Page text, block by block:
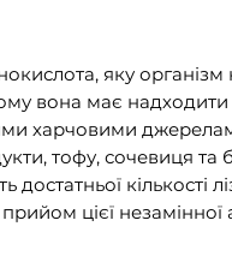
яку організм
вона має
харчовими
тофу, сочевиця та
кількості
цієї незамінної